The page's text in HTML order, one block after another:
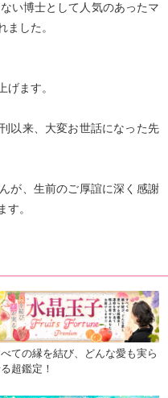
い博士として人気のあったマ
ました。
げます。
以来、大変お世話になった先
が、生前のご厚誼に深く感謝
す。
ての縁を結び、どんな愛も実ら
超鑑定！